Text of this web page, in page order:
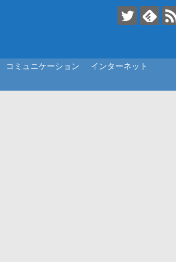
コミュニケーション
インターネット